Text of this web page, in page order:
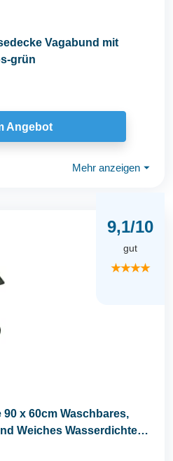
Vagabund mit
grün
Angebot
Mehr anzeigen ⏷
9,1/10
gut
★★★★
x 60cm Waschbares,
Weiches Wasserdichtes